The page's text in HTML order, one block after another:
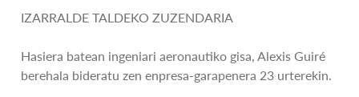
IZARRALDE TALDEKO ZUZENDARIA
Hasiera batean ingeniari aeronautiko gisa, Alexis Guiré
berehala bideratu zen enpresa-garapenera 23 urterekin.